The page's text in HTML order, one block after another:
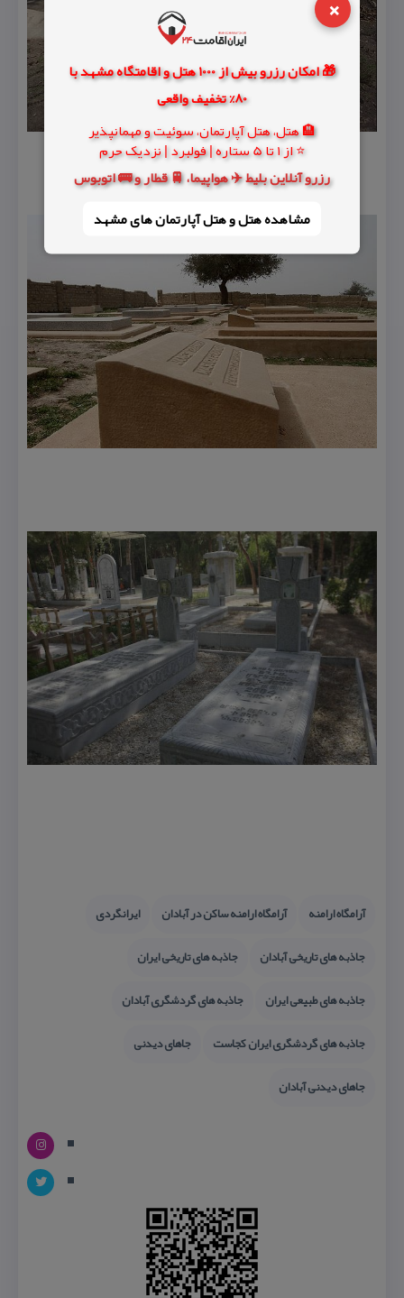
🎁 امکان رزرو بیش از 1000 هتل و اقامتگاه مشهد با
80% تخفیف واقعی
🏨 هتل، هتل آپارتمان، سوئیت و مهمانپذیر
⭐ از 1 تا 5 ستاره | فولبرد | نزدیک حرم
رزرو آنلاین بلیط ✈️ هواپیما، 🚆 قطار و 🚌 اتوبوس
مشاهده هتل و هتل‌ آپارتمان های مشهد
آرامگاه‌ ارامنه آرامگاه‌ ارامنه ساكن در آبادان
ایرانگردی
جاذبه های تاریخی آبادان
جاذبه های تاریخی ایران
جاذبه های طبیعی ایران
جاذبه های گردشگری آبادان
جاذبه های گردشگری ایران كجاست
جاهای دیدنی
جاهای دیدنی آبادان